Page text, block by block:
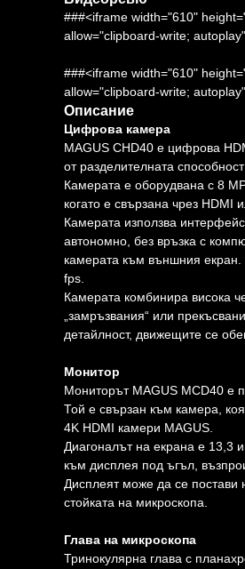
###<iframe width="610"
allow="clipboard-write;
###<iframe width="610"
allow="clipboard-write;
Описание
Цифрова камера
MAGUS CHD40 е цифрова
от разделителната
Камерата е оборудвана с 8
когато е свързана чрез HDMI
Камерата използва
автономно, без връзка с
камерата към външния
fps.
Камерата комбинира висока
„замръзвания“ или
детайлност, движещите се
Монитор
Мониторът MAGUS MCD40 е
Той е свързан към камера,
4K HDMI камери MAGUS.
Диагоналът на екрана е 13,3
към дисплея под ъгъл,
Дисплеят може да се
стойката на микроскопа.
Глава на микроскопа
Тринокулярна глава с